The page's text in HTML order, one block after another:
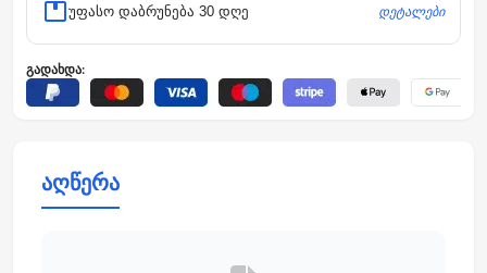
უფასო დაბრუნება 30 დღე დეტალები
გადახდა:
აღწერა